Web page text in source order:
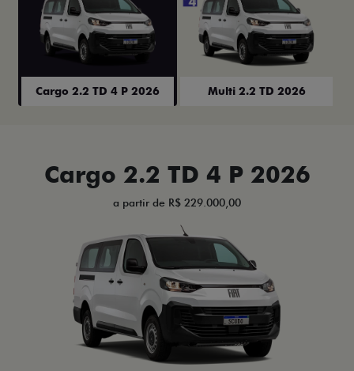
Cargo 2.2 TD 4 P 2026 Multi 2.2 TD 2026
Cargo 2.2 TD 4 P 2026
a partir de R$ 229.000,00